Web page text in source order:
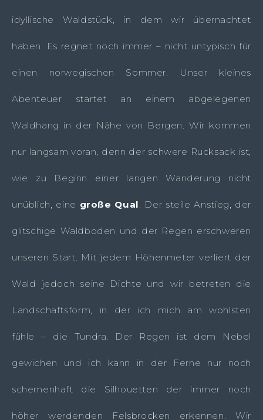
idyllische Waldstück, in dem wir übernachtet
haben. Es regnet noch immer – nicht untypisch für
einen norwegischen Sommer. Unser kleines
Abenteuer startet an einem abgelegenen
Waldhang in der Nähe von Bergen. Wir kommen
nur langsam voran, denn der schwere Rucksack ist,
wie zu Beginn einer langen Wanderung nicht
unüblich, eine große Qual. Der steile Anstieg, der
glitschige Waldboden und der Regen erschweren
unseren Start. Mit jedem Höhenmeter verliert der
Wald jedoch seine Dichte und wir betreten die
Landschaftsform, in der ich mich am wohlsten
fühle – die Tundra. Der Regen ist dem Nebel
gewichen und ich kann in der Ferne nur noch
schemenhaft die Silhouetten der immer noch
höher werdenden Felsbrocken erkennen. Wir